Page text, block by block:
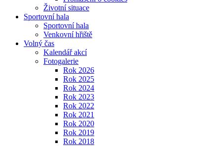
Životní situace
Sportovní hala
Sportovní hala
Venkovní hřiště
Volný čas
Kalendář akcí
Fotogalerie
Rok 2026
Rok 2025
Rok 2024
Rok 2023
Rok 2022
Rok 2021
Rok 2020
Rok 2019
Rok 2018